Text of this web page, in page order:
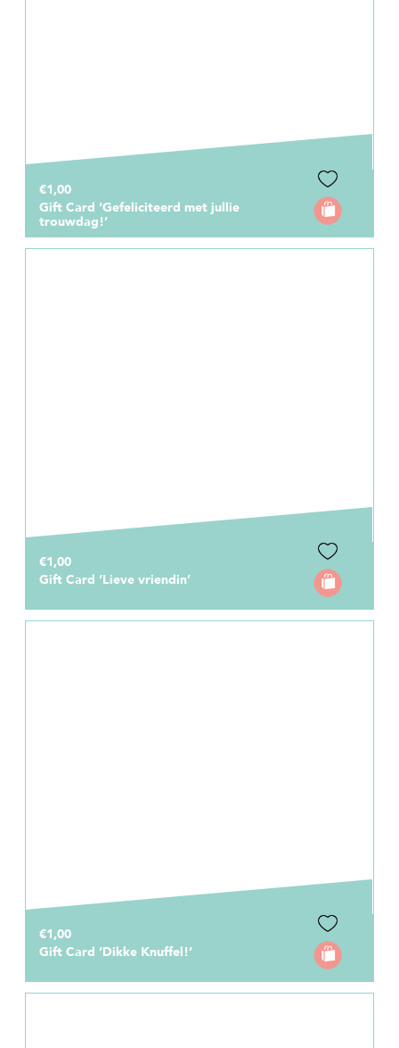
€1,00
Gift Card ‘Gefeliciteerd met jullie
trouwdag!’
€1,00
Gift Card ‘Lieve vriendin’
€1,00
Gift Card ‘Dikke Knuffel!’